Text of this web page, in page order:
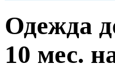
Одежда
10 мес.